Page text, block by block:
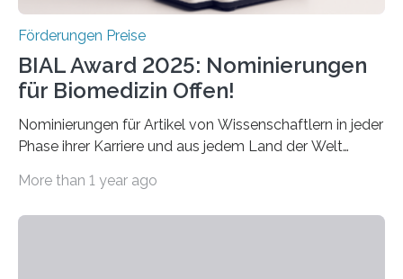
Förderungen Preise
BIAL Award 2025: Nominierungen
für Biomedizin Offen!
Nominierungen für Artikel von Wissenschaftlern in jeder
Phase ihrer Karriere und aus jedem Land der Welt
Leben gerufen, um die bemerkenswertesten
More than 1 year ago